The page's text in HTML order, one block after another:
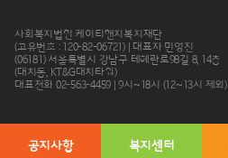
공지사항 복지센터
사회복지법인 케이티앤지복지재단
(고유번호 : 120-82-06721) | 대표자 민영진
(06181) 서울특별시 강남구 테헤란로98길 8, 14층
(대치동, KT&G대치타워)
대표전화 02-563-4459 | 9시~18시 (12~13시 제외)